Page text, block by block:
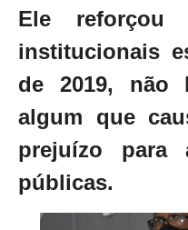
Ele reforçou
institucionais
de 2019, não
algum que
prejuízo para
públicas.